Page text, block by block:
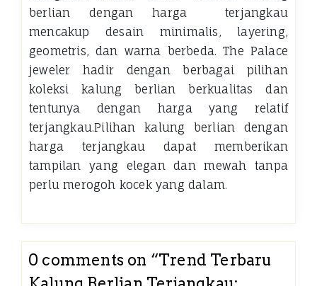
berlian dengan harga terjangkau
mencakup desain minimalis, layering,
geometris, dan warna berbeda. The Palace
jeweler hadir dengan berbagai pilihan
koleksi kalung berlian berkualitas dan
tentunya dengan harga yang relatif
terjangkau.Pilihan kalung berlian dengan
harga terjangkau dapat memberikan
tampilan yang elegan dan mewah tanpa
perlu merogoh kocek yang dalam.
0 comments on “Trend Terbaru